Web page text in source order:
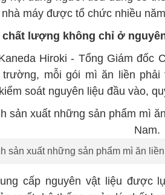
máy được tổ chức nhiều
chất lượng không chỉ ở
Hiroki - Tổng Giám đốc
mỗi gói mì ăn liền phải
soát nguyên liệu đầu vào,
sản xuất những sản phẩm mì ăn
cấp nguyên vật liệu được